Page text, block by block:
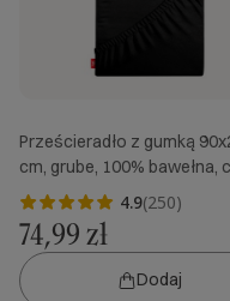
Prześcieradło z gumką
cm, grube, 100% bawełna,
4.9(250)
74,99 zł
Dodaj